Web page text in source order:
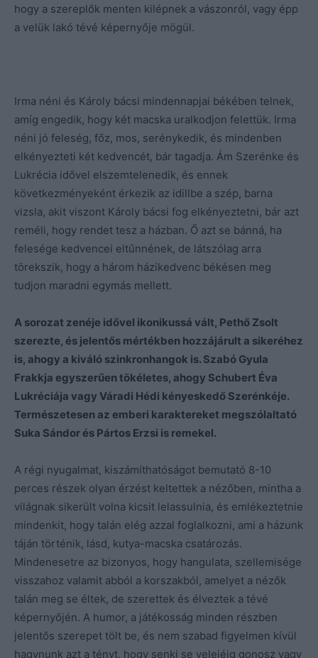
hogy a szereplők menten kilépnek a vászonról, vagy épp
a velük lakó tévé képernyője mögül.
Irma néni és Károly bácsi mindennapjai békében telnek,
amíg engedik, hogy két macska uralkodjon felettük. Irma
néni jó feleség, főz, mos, serénykedik, és mindenben
elkényezteti két kedvencét, bár tagadja. Ám Szerénke és
Lukrécia idővel elszemtelenedik, és ennek
következményeként érkezik az idillbe a szép, barna
vizsla, akit viszont Károly bácsi fog elkényeztetni, bár azt
reméli, hogy rendet tesz a házban. Ő azt se bánná, ha
felesége kedvencei eltűnnének, de látszólag arra
törekszik, hogy a három házikedvenc békésen meg
tudjon maradni egymás mellett.
A sorozat zenéje idővel ikonikussá vált, Pethő Zsolt
szerezte, és jelentős mértékben hozzájárult a sikeréhez
is, ahogy a kiváló szinkronhangok is. Szabó Gyula
Frakkja egyszerűen tökéletes, ahogy Schubert Éva
Lukréciája vagy Váradi Hédi kényeskedő Szerénkéje.
Természetesen az emberi karaktereket megszólaltató
Suka Sándor és Pártos Erzsi is remekel.
A régi nyugalmat, kiszámíthatóságot bemutató 8-10
perces részek olyan érzést keltettek a nézőben, mintha a
világnak sikerült volna kicsit lelassulnia, és emlékeztetnie
mindenkit, hogy talán elég azzal foglalkozni, ami a házunk
táján történik, lásd, kutya-macska csatározás.
Mindenesetre az bizonyos, hogy hangulata, szellemisége
visszahoz valamit abból a korszakból, amelyet a nézők
talán meg se éltek, de szerettek és élveztek a tévé
képernyőjén. A humor, a játékosság minden részben
jelentős szerepet tölt be, és nem szabad figyelmen kívül
hagynunk azt a tényt, hogy senki se velejéig gonosz vagy